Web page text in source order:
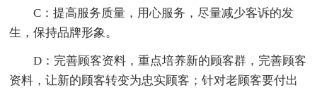
C：提高服务质量，用心服务，尽量减少客诉的发
生，保持品牌形象。
D：完善顾客资料，重点培养新的顾客群，完善顾客
资料，让新的顾客转变为忠实顾客；针对老顾客要付出